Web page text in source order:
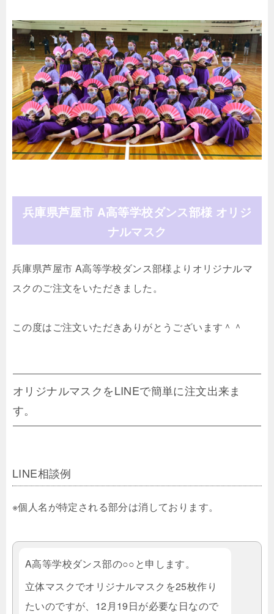
兵庫県芦屋市 A高等学校ダンス部様 オリジ
ナルマスク
兵庫県芦屋市 A高等学校ダンス部様よりオリジナルマ
スクのご注文をいただきました。
この度はご注文いただきありがとうございます＾＾
オリジナルマスクをLINEで簡単に注文出来ま
す。
LINE相談例
※個人名が特定される部分は消しております。
A高等学校ダンス部の○○と申します。
立体マスクでオリジナルマスクを25枚作り
たいのですが、12月19日が必要な日なので